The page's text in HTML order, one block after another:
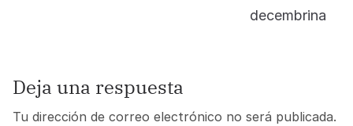
decembrina
Deja una respuesta
Tu dirección de correo electrónico no será publicada.